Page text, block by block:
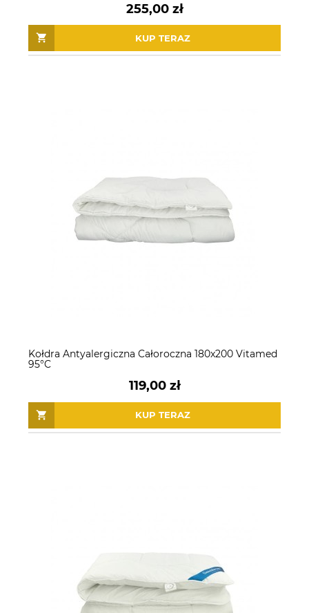
255,00 zł
KUP TERAZ
Kołdra Antyalergiczna Całoroczna 180x200 Vitamed
95°C
119,00 zł
KUP TERAZ